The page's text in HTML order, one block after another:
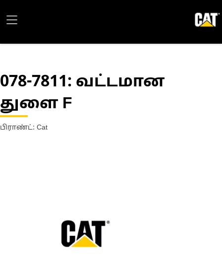
078-7811: வட்டமான
துளை F
பிராண்ட்: Cat